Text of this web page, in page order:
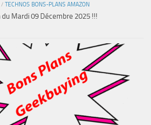
/ TECHNOS BONS-PLANS AMAZON
Mardi 09 Décembre 2025 !!!